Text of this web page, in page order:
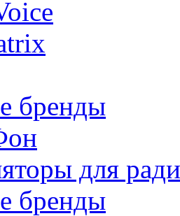
бренды
для
бренды